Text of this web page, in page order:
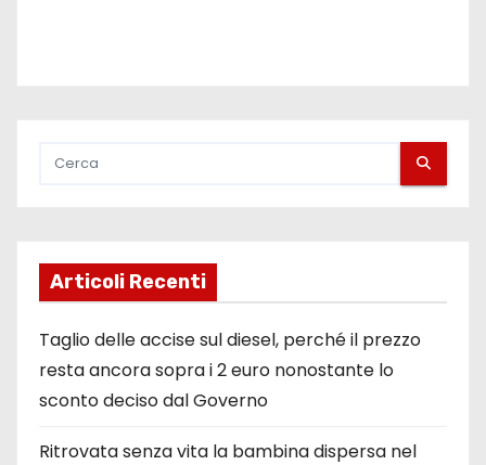
Articoli Recenti
Taglio delle accise sul diesel, perché il prezzo
resta ancora sopra i 2 euro nonostante lo
sconto deciso dal Governo
Ritrovata senza vita la bambina dispersa nel